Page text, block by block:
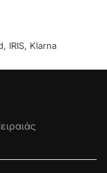
IRIS, Klarna